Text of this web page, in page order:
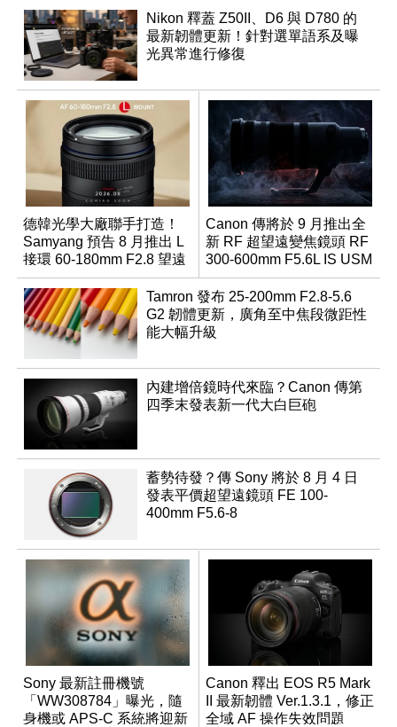
Nikon 釋蓋 Z50II、D6 與 D780 的
最新韌體更新！針對選單語系及曝
光異常進行修復
德韓光學大廠聯手打造！
Samyang 預告 8 月推出 L
接環 60-180mm F2.8 望遠
變焦鏡
Canon 傳將於 9 月推出全
新 RF 超望遠變焦鏡頭 RF
300-600mm F5.6L IS USM
Tamron 發布 25-200mm F2.8-5.6
G2 韌體更新，廣角至中焦段微距性
能大幅升級
內建增倍鏡時代來臨？Canon 傳第
四季末發表新一代大白巨砲
蓄勢待發？傳 Sony 將於 8 月 4 日
發表平價超望遠鏡頭 FE 100-
400mm F5.6-8
Sony 最新註冊機號
「WW308784」曝光，隨
身機或 APS-C 系統將迎新
Canon 釋出 EOS R5 Mark
II 最新韌體 Ver.1.3.1，修正
全域 AF 操作失效問題